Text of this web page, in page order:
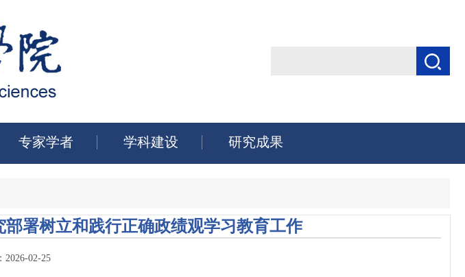
专家学者 学科建设 研究成果
署树立和践行正确政绩观学习教育工作
2026-02-25